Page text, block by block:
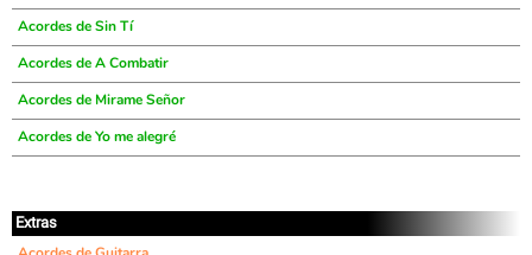
Acordes de Sin Tí
Acordes de A Combatir
Acordes de Mirame Señor
Acordes de Yo me alegré
Extras